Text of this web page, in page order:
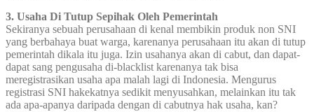
3. Usaha Di Tutup Sepihak Oleh Pemerintah
Sekiranya sebuah perusahaan di kenal membikin produk non SNI
yang berbahaya buat warga, karenanya perusahaan itu akan di tutup
pemerintah dikala itu juga. Izin usahanya akan di cabut, dan dapat-
dapat sang pengusaha di-blacklist karenanya tak bisa
meregistrasikan usaha apa malah lagi di Indonesia. Mengurus
registrasi SNI hakekatnya sedikit menyusahkan, melainkan itu tak
ada apa-apanya daripada dengan di cabutnya hak usaha, kan?